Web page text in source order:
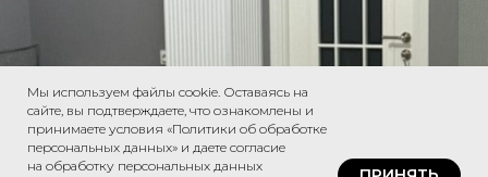
Мы используем файлы cookie. Оставаясь на
сайте, вы подтверждаете, что ознакомлены и
принимаете условия «Политики об обработке
персональных данных» и даете согласие
на обработку персональных данных